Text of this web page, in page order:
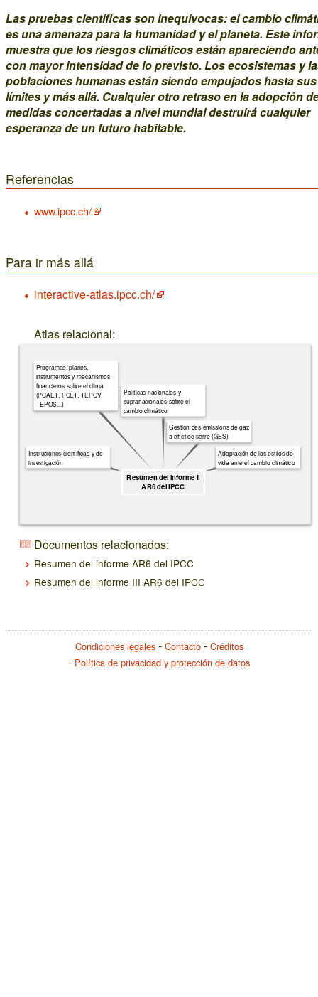
Las pruebas científicas son inequívocas: el cambio
es una amenaza para la humanidad y el planeta. Este
muestra que los riesgos climáticos están apareciendo
con mayor intensidad de lo previsto. Los ecosistemas y
poblaciones humanas están siendo empujados hasta sus
límites y más allá. Cualquier otro retraso en la adopción
medidas concertadas a nivel mundial destruirá cualquier
esperanza de un futuro habitable.
Referencias
www.ipcc.ch/
Para ir más allá
interactive-atlas.ipcc.ch/
Atlas relacional:
Resumen del informe II
AR6 del IPCC
Adaptación de los estilos de
vida ante el cambio climático
Gestion des émissions de gaz
à effet de serre (GES)
Políticas nacionales y
supranacionales sobre el
cambio climático
Programas, planes,
instrumentos y mecanismos
financieros sobre el clima
(PCAET, PCET, TEPCV,
TEPOS...)
Instituciones científicas y de
investigación
Documentos relacionados:
Resumen del informe AR6 del IPCC
Resumen del informe III AR6 del IPCC
Condiciones legales Contacto
Créditos
Política de privacidad y protección de datos